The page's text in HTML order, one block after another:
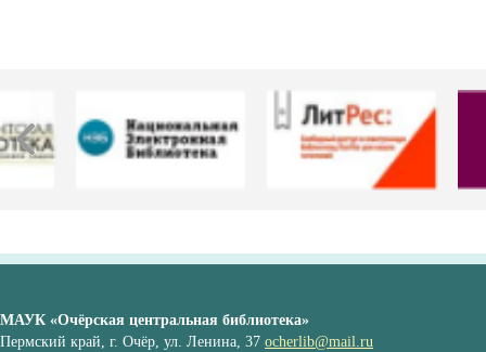
МАУК «Очёрская центральная библиотека»
Пермский край, г. Очёр, ул. Ленина, 37 ocherlib@mail.ru